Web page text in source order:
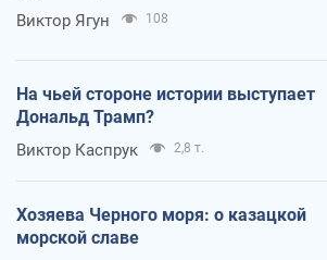
Виктор Ягун 108
На чьей стороне истории выступает
Дональд Трамп?
Виктор Каспрук 2,8 т.
Хозяева Черного моря: о казацкой
морской славе